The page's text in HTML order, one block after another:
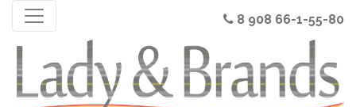
8 908 66-1-55-80